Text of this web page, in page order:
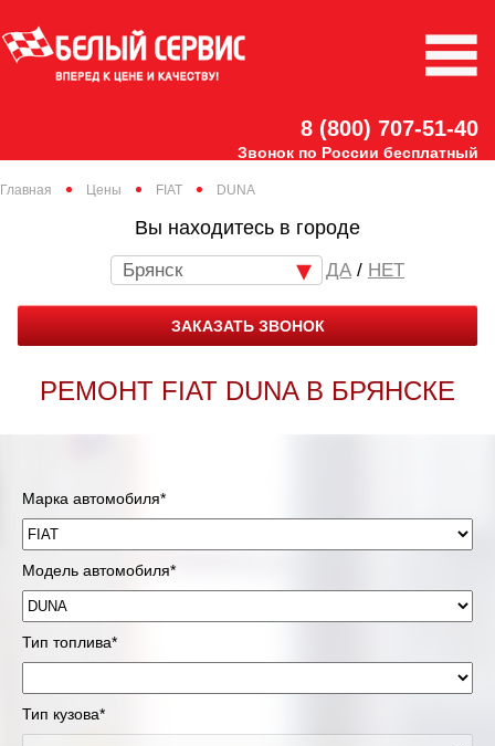
8 (800) 707-51-40
Звонок по России бесплатный
Главная Цены FIAT DUNA
Вы находитесь в городе
Брянск / НЕТ
ЗАКАЗАТЬ ЗВОНОК
РЕМОНТ FIAT DUNA В БРЯНСКЕ
Марка автомобиля*
Модель автомобиля*
Тип топлива*
Тип кузова*